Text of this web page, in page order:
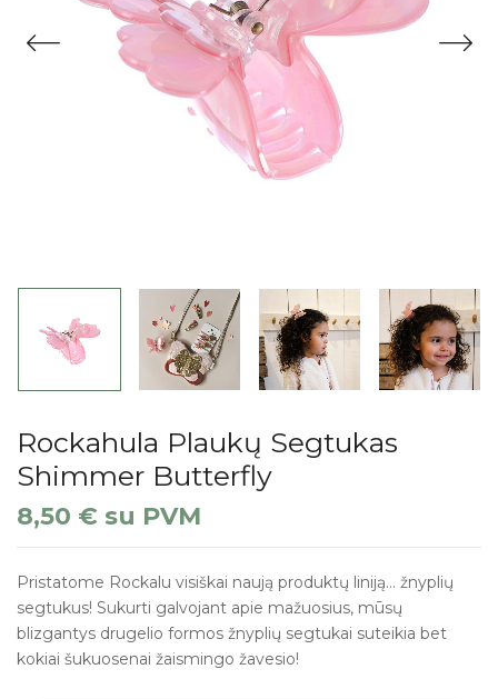
Rockahula Plaukų Segtukas
Shimmer Butterfly
8,50 € su PVM
Pristatome Rockalu visiškai naują produktų liniją… žnyplių
segtukus! Sukurti galvojant apie mažuosius, mūsų
blizgantys drugelio formos žnyplių segtukai suteikia bet
kokiai šukuosenai žaismingo žavesio!